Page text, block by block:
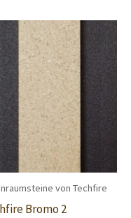
von Techfire
Bromo 2